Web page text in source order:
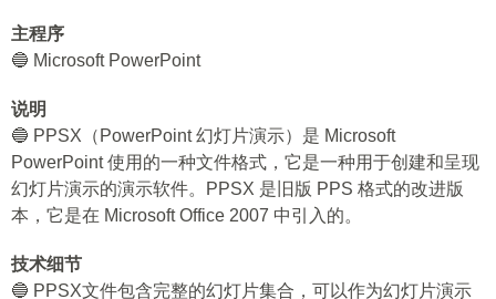
主程序
🔵 Microsoft PowerPoint
说明
🔵 PPSX（PowerPoint 幻灯片演示）是 Microsoft
PowerPoint 使用的一种文件格式，它是一种用于创建和呈现
幻灯片演示的演示软件。PPSX 是旧版 PPS 格式的改进版
本，它是在 Microsoft Office 2007 中引入的。
技术细节
🔵 PPSX文件包含完整的幻灯片集合，可以作为幻灯片演示